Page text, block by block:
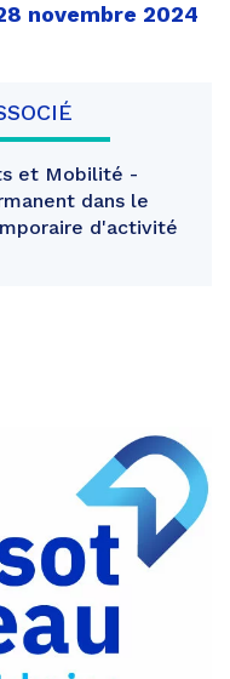
novembre 2024
et Mobilité -
dans le
d'activité